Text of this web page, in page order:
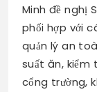
Minh đề nghị
phối hợp với
quản lý an
suất ăn, kiểm
cổng trường,